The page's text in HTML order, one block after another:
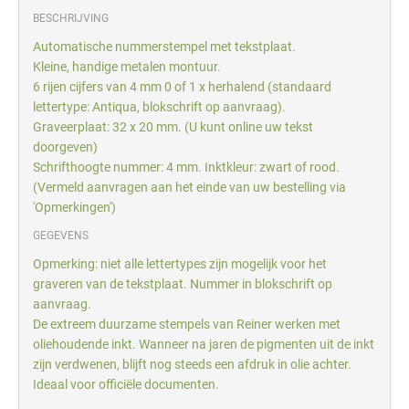
BESCHRIJVING
Automatische nummerstempel met tekstplaat.
Kleine, handige metalen montuur.
6 rijen cijfers van 4 mm 0 of 1 x herhalend (standaard
lettertype: Antiqua, blokschrift op aanvraag).
Graveerplaat: 32 x 20 mm. (U kunt online uw tekst
doorgeven)
Schrifthoogte nummer: 4 mm. Inktkleur: zwart of rood.
(Vermeld aanvragen aan het einde van uw bestelling via
'Opmerkingen')
GEGEVENS
Opmerking: niet alle lettertypes zijn mogelijk voor het
graveren van de tekstplaat. Nummer in blokschrift op
aanvraag.
De extreem duurzame stempels van Reiner werken met
oliehoudende inkt. Wanneer na jaren de pigmenten uit de inkt
zijn verdwenen, blijft nog steeds een afdruk in olie achter.
Ideaal voor officiële documenten.